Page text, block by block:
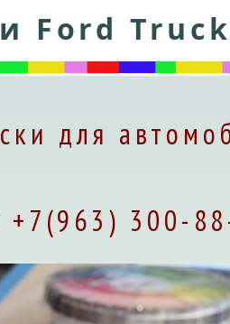
Ford Truck
для
+7(963) 300-